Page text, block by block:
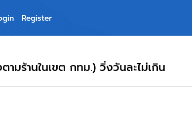
Register
มร้านในเขต กทม.) วิ่งวันละไม่เกิน